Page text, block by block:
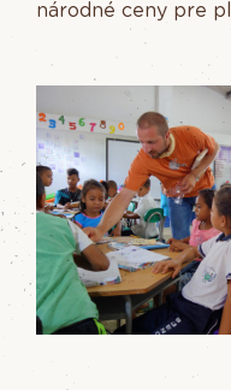
národné ceny pre